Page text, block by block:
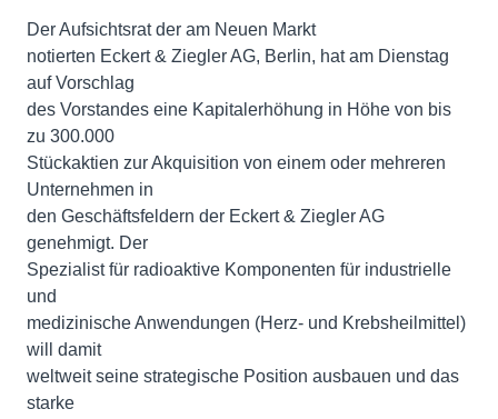
Der Aufsichtsrat der am Neuen Markt
notierten Eckert & Ziegler AG, Berlin, hat am Dienstag
auf Vorschlag
des Vorstandes eine Kapitalerhöhung in Höhe von bis
zu 300.000
Stückaktien zur Akquisition von einem oder mehreren
Unternehmen in
den Geschäftsfeldern der Eckert & Ziegler AG
genehmigt. Der
Spezialist für radioaktive Komponenten für industrielle
und
medizinische Anwendungen (Herz- und Krebsheilmittel)
will damit
weltweit seine strategische Position ausbauen und das
starke